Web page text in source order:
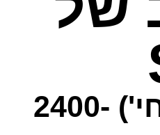
תא (מחוזי חי') 2400-